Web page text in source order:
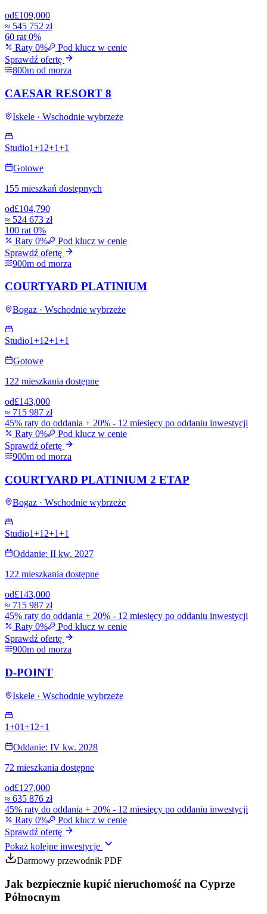
od£109,000
≈ 545 752 zł
60 rat 0%
Raty 0%
Pod klucz w cenie
Sprawdź ofertę
800m od morza
CAESAR RESORT 8
Iskele · Wschodnie wybrzeże
Studio1+1 2+1+1
Gotowe
155 mieszkań dostępnych
od£104,790
≈ 524 673 zł
100 rat 0%
Raty 0%
Pod klucz w cenie
Sprawdź ofertę
900m od morza
COURTYARD PLATINIUM
Bogaz · Wschodnie wybrzeże
Studio1+1 2+1+1
Gotowe
122 mieszkania dostępne
od£143,000
≈ 715 987 zł
45% raty do oddania + 20% - 12 miesięcy po oddaniu inwestycji
Raty 0%
Pod klucz w cenie
Sprawdź ofertę
900m od morza
COURTYARD PLATINIUM 2 ETAP
Bogaz · Wschodnie wybrzeże
Studio1+12+1+1
Oddanie: II kw. 2027
122 mieszkania dostępne
od£143,000
≈ 715 987 zł
45% raty do oddania + 20% - 12 miesięcy po oddaniu inwestycji
Raty 0%
Pod klucz w cenie
Sprawdź ofertę
900m od morza
D-POINT
Iskele · Wschodnie wybrzeże
1+01+1 2+1
Oddanie: IV kw. 2028
72 mieszkania dostępne
od£127,000
≈ 635 876 zł
45% raty do oddania + 20% - 12 miesięcy po oddaniu inwestycji
Raty 0%
Pod klucz w cenie
Sprawdź ofertę
Pokaż kolejne inwestycje
Darmowy przewodnik PDF
Jak bezpiecznie kupić nieruchomość na Cyprze
Północnym